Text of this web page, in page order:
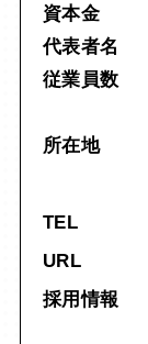
資本金
代表者名
従業員数
所在地
TEL
URL
採用情報